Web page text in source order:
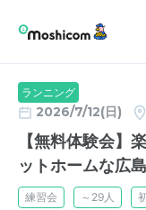
ランニング
2026/7/12(日)
【無料体験会】
ットホームな広
練習会 ～29人